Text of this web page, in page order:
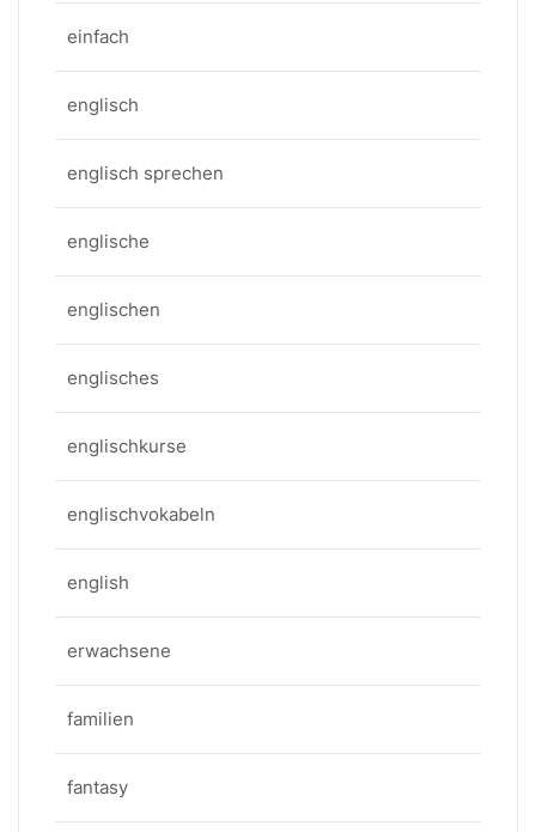
einfach
englisch
englisch sprechen
englische
englischen
englisches
englischkurse
englischvokabeln
english
erwachsene
familien
fantasy